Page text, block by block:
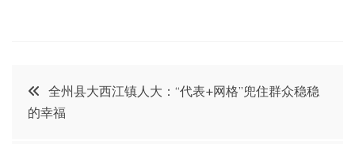
文
章
全州县大西江镇人大：“代表+网格”兜住群众稳稳
的幸福